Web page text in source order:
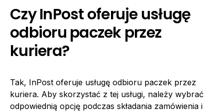
Czy InPost oferuje usługę
odbioru paczek przez
kuriera?
Tak, InPost oferuje usługę odbioru paczek przez
kuriera. Aby skorzystać z tej usługi, należy wybrać
odpowiednią opcję podczas składania zamówienia i